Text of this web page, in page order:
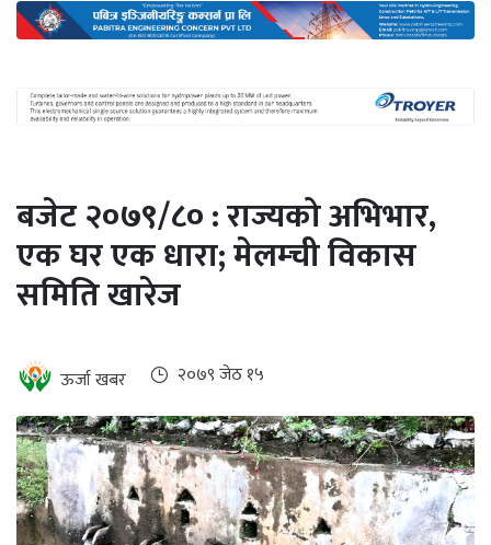
ऊर्जा
दक्षता
खबर
हरित
हाइड्रोजन
सम्पादकीय
बैंक
पर्यटन
भिडियो
बजेट २०७९/८० : राज्यको अभिभार,
एक घर एक धारा; मेलम्ची विकास
समिति खारेज
ऊर्जा खबर २०७९ जेठ १५